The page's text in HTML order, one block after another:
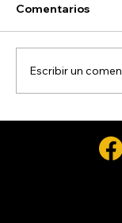
presunta
Comentarios
Escribir un